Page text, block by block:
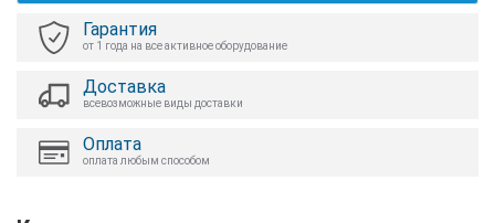
Гарантия
от 1 года на все активное оборудование
Доставка
всевозможные виды доставки
Оплата
оплата любым способом